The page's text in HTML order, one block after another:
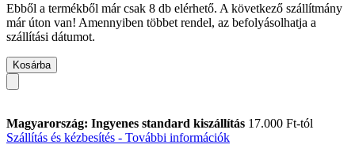
Ebből a termékből már csak 8 db elérhető. A következő szállítmány
már úton van! Amennyiben többet rendel, az befolyásolhatja a
szállítási dátumot.
Kosárba
Magyarország: Ingyenes standard kiszállítás 17.000 Ft-tól
Szállítás és kézbesítés - További információk